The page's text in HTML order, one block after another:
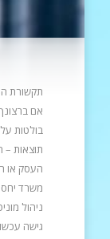
תקשורת
אם
בולטות
תוצאות –
העסק או
משרד
ניהול
גישה